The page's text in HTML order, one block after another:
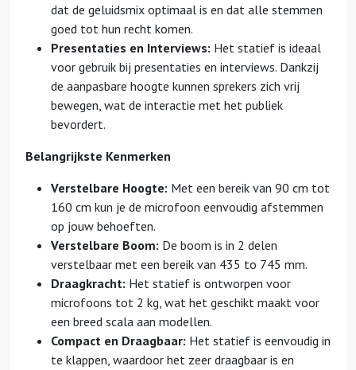
dat de geluidsmix optimaal is en dat alle stemmen
goed tot hun recht komen.
Presentaties en Interviews: Het statief is ideaal
voor gebruik bij presentaties en interviews. Dankzij
de aanpasbare hoogte kunnen sprekers zich vrij
bewegen, wat de interactie met het publiek
bevordert.
Belangrijkste Kenmerken
Verstelbare Hoogte: Met een bereik van 90 cm tot
160 cm kun je de microfoon eenvoudig afstemmen
op jouw behoeften.
Verstelbare Boom: De boom is in 2 delen
verstelbaar met een bereik van 435 to 745 mm.
Draagkracht: Het statief is ontworpen voor
microfoons tot 2 kg, wat het geschikt maakt voor
een breed scala aan modellen.
Compact en Draagbaar: Het statief is eenvoudig in
te klappen, waardoor het zeer draagbaar is en